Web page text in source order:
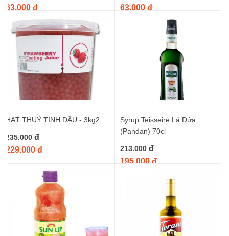
63.000 đ
63.000 đ
HẠT THUỶ TINH DÂU - 3kg2
235.000 đ
229.000 đ
Syrup Teisseire Lá Dứa
(Pandan) 70cl
213.000 đ
195.000 đ